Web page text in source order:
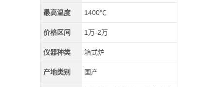
最高温度 1400℃
价格区间 1万-2万
仪器种类 箱式炉
产地类别 国产